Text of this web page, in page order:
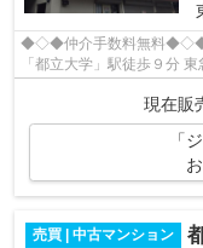
◆◇◆仲介手数料無料◆◇◆ ジュネス自由が丘の物件情報です 東急東
「都立大学」駅徒歩９分 東急
現在販
「
売買 | 中古マンション